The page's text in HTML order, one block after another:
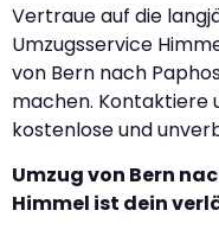
Vertraue auf die
Umzugsservice
von Bern nach
machen. Kontaktiere
kostenlose und
Umzug von Bern
Himmel ist dein